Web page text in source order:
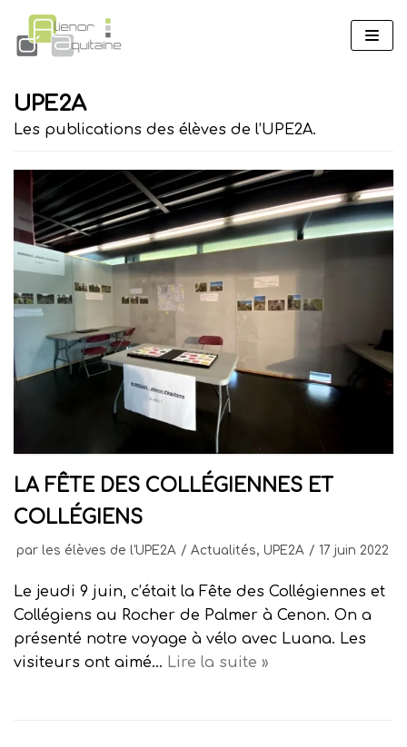
Aller
au
UPE2A
Les publications des élèves de l’UPE2A.
LA FÊTE DES COLLÉGIENNES ET
COLLÉGIENS
par les élèves de l'UPE2A Actualités, UPE2A 17 juin 2022
Le jeudi 9 juin, c’était la Fête des Collégiennes et
Collégiens au Rocher de Palmer à Cenon. On a
présenté notre voyage à vélo avec Luana. Les
visiteurs ont aimé… Lire la suite »